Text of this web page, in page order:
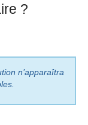
?
n’apparaîtra